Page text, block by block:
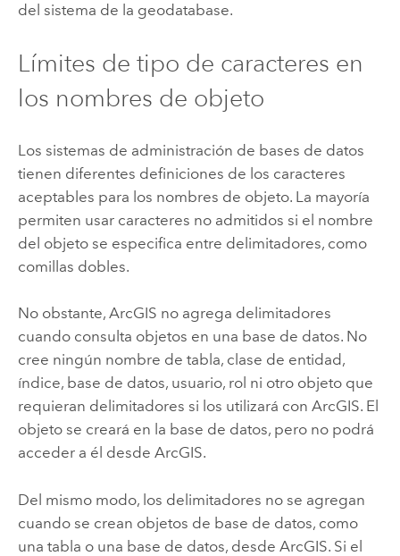
del sistema de la geodatabase.
Límites de tipo de caracteres en
los nombres de objeto
Los sistemas de administración de bases de datos
tienen diferentes definiciones de los caracteres
aceptables para los nombres de objeto. La mayoría
permiten usar caracteres no admitidos si el nombre
del objeto se especifica entre delimitadores, como
comillas dobles.
No obstante, ArcGIS no agrega delimitadores
cuando consulta objetos en una base de datos. No
cree ningún nombre de tabla, clase de entidad,
índice, base de datos, usuario, rol ni otro objeto que
requieran delimitadores si los utilizará con ArcGIS. El
objeto se creará en la base de datos, pero no podrá
acceder a él desde ArcGIS.
Del mismo modo, los delimitadores no se agregan
cuando se crean objetos de base de datos, como
una tabla o una base de datos, desde ArcGIS. Si el